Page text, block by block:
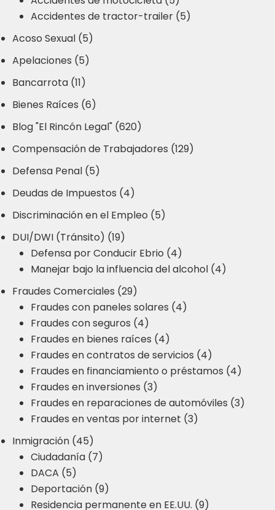
Accidentes de tractor-trailer (5)
Acoso Sexual (5)
Apelaciones (5)
Bancarrota (11)
Bienes Raíces (6)
Blog "El Rincón Legal" (620)
Compensación de Trabajadores (129)
Defensa Penal (5)
Deudas de Impuestos (4)
Discriminación en el Empleo (5)
DUI/DWI (Tránsito) (19)
Defensa por Conducir Ebrio (4)
Manejar bajo la influencia del alcohol (4)
Fraudes Comerciales (29)
Fraudes con paneles solares (4)
Fraudes con seguros (4)
Fraudes en bienes raíces (4)
Fraudes en contratos de servicios (4)
Fraudes en financiamiento o préstamos (4)
Fraudes en inversiones (3)
Fraudes en reparaciones de automóviles (3)
Fraudes en ventas por internet (3)
Inmigración (45)
Ciudadanía (7)
DACA (5)
Deportación (9)
Residencia permanente en EE.UU. (9)